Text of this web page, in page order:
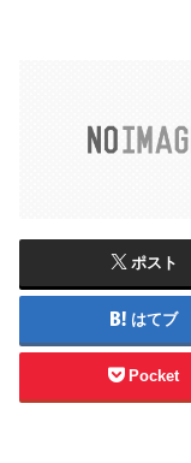
ポスト
はてブ
Pocket